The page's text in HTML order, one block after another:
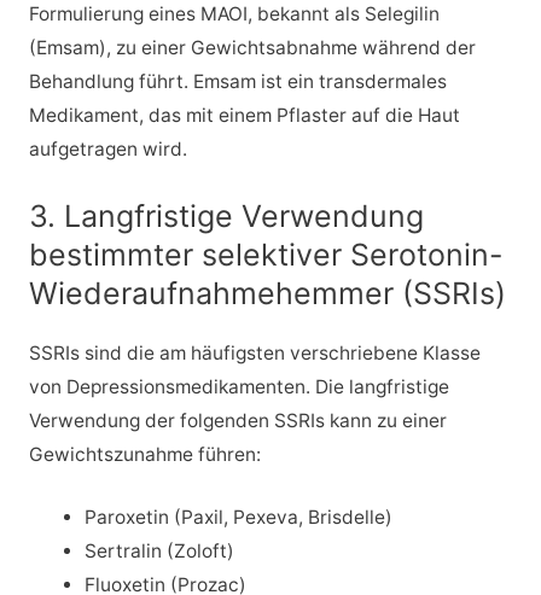
Formulierung eines MAOI, bekannt als Selegilin
(Emsam), zu einer Gewichtsabnahme während der
Behandlung führt. Emsam ist ein transdermales
Medikament, das mit einem Pflaster auf die Haut
aufgetragen wird.
3. Langfristige Verwendung
bestimmter selektiver Serotonin-
Wiederaufnahmehemmer (SSRIs)
SSRIs sind die am häufigsten verschriebene Klasse
von Depressionsmedikamenten. Die langfristige
Verwendung der folgenden SSRIs kann zu einer
Gewichtszunahme führen:
Paroxetin (Paxil, Pexeva, Brisdelle)
Sertralin (Zoloft)
Fluoxetin (Prozac)